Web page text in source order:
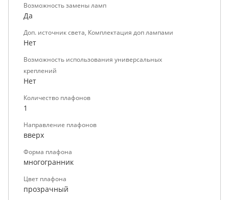
Возможность замены ламп
Да
Доп. источник света, Комплектация доп лампами
Нет
Возможность использования универсальных
креплений
Нет
Количество плафонов
1
Направление плафонов
вверх
Форма плафона
многогранник
Цвет плафона
прозрачный